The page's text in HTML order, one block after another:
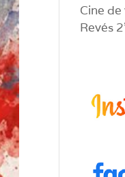
Cine de
Revés